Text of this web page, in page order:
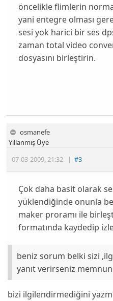
öncelikle flimlerin
yani entegre olması
sesi yok harici bir ses
zaman total video
dosyasını birleştirin.
osmanefe
07-03-2009,21:32 |#3
Yıllanmış Üye
Çok daha basit olarak
yüklendiğinde onunla
maker proramı ile
formatında kaydedip
beniz sorum belki sizi
yanıt verirseniz memnun
bizi ilgilendirmediğini